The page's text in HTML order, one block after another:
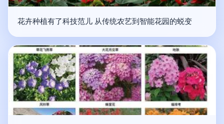
花卉种植有了科技范儿 从传统农艺到智能花园的蜕变